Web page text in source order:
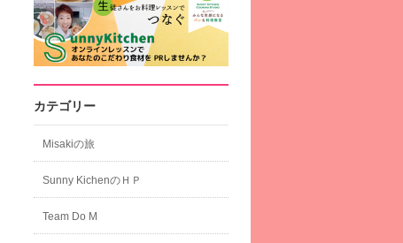
カテゴリー
Misakiの旅
Sunny KichenのＨＰ
Team Do M